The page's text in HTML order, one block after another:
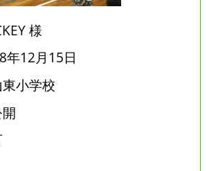
様
年12月15日
小学校